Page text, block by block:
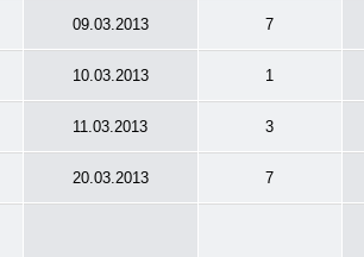
09.03.2013 7
10.03.2013 1
11.03.2013 3
20.03.2013 7